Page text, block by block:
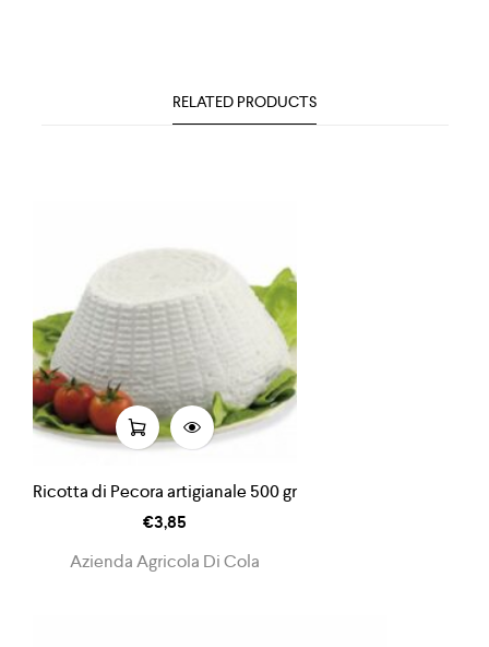
RELATED PRODUCTS
Ricotta di Pecora artigianale 500 gr
€3,85
Azienda Agricola Di Cola